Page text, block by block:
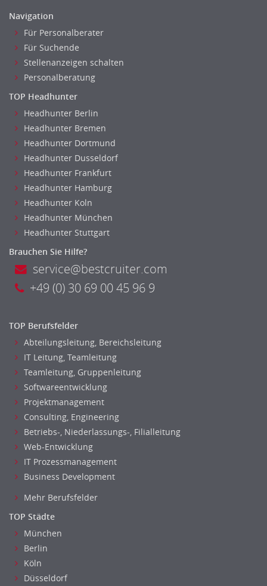
Navigation
Für Personalberater
Für Suchende
Stellenanzeigen schalten
Personalberatung
TOP Headhunter
Headhunter Berlin
Headhunter Bremen
Headhunter Dortmund
Headhunter Dusseldorf
Headhunter Frankfurt
Headhunter Hamburg
Headhunter Koln
Headhunter München
Headhunter Stuttgart
Brauchen Sie Hilfe?
service@bestcruiter.com
+49 (0) 30 69 00 45 96 9
TOP Berufsfelder
Abteilungsleitung, Bereichsleitung
IT Leitung, Teamleitung
Teamleitung, Gruppenleitung
Softwareentwicklung
Projektmanagement
Consulting, Engineering
Betriebs-, Niederlassungs-, Filialleitung
Web-Entwicklung
IT Prozessmanagement
Business Development
Mehr Berufsfelder
TOP Städte
München
Berlin
Köln
Düsseldorf